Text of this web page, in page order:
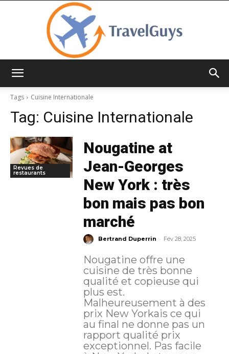
Tags
Cuisine Internationale
Tag: Cuisine Internationale
Revues de
restaurants
Nougatine at
Jean-Georges
New York : très
bon mais pas bon
marché
Bertrand Duperrin - Fév 28, 2025
Nougatine offre une
cuisine de très bonne
qualité et copieuse qui
plus est.
Malheureusement à des
prix New Yorkais ce qui
au final ne donne pas un
rapport qualité prix
exceptionnel. Pas facile